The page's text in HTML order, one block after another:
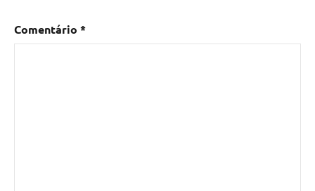
Comentário *